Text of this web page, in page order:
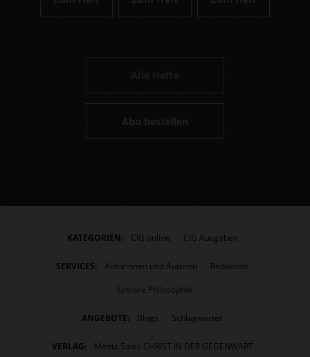
Abo bestellen
KATEGORIEN: CIG online CIG Ausgaben
SERVICES: Autorinnen und Autoren
Redaktion
Unsere Philosophie
ANGEBOTE: Blogs Schlagwörter
VERLAG:
Media Sales CHRIST IN DER GEGENWART